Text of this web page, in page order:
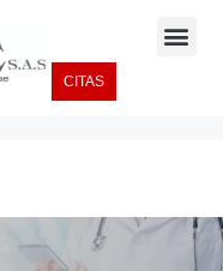
CITAS